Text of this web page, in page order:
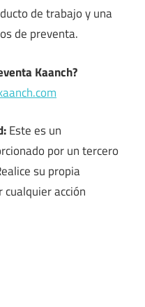
de trabajo y una
de preventa.
Kaanch?
Este es un
por un tercero
su propia
acción